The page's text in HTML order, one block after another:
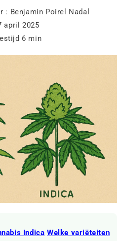
: Benjamin Poirel Nadal
april 2025
6 min
Indica Welke variëteiten